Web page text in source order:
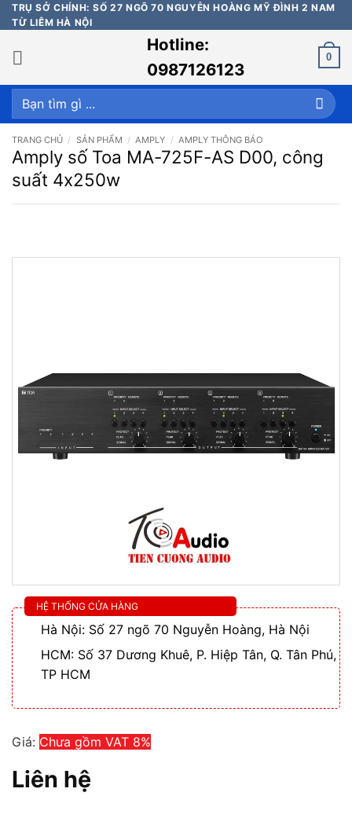
Bỏ
qua
nội
dung
TRỤ SỞ CHÍNH: SỐ 27 NGÕ 70 NGUYỄN HOÀNG MỸ ĐÌNH 2 NAM
TỪ LIÊM HÀ NỘI
Hotline:
0987126123
0
Tìm
kiếm:
TRANG CHỦ / SẢN PHẨM / AMPLY / AMPLY THÔNG BÁO
Amply số Toa MA-725F-AS D00, công
suất 4x250w
HỆ THỐNG CỬA HÀNG
Hà Nội: Số 27 ngõ 70 Nguyễn Hoàng, Hà Nội
HCM: Số 37 Dương Khuê, P. Hiệp Tân, Q. Tân Phú,
TP HCM
Giá: Chưa gồm VAT 8%
Liên hệ